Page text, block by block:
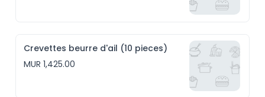
Crevettes beurre d'ail (10 pieces)
MUR 1,425.00